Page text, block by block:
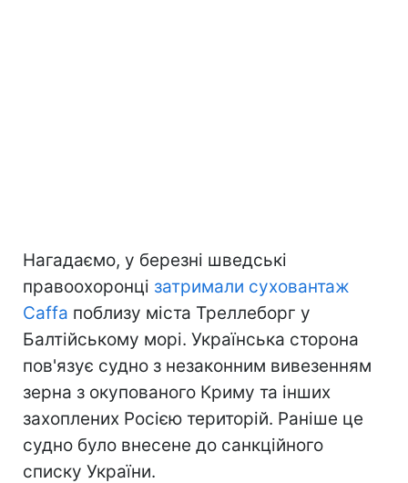
Нагадаємо, у березні шведські
правоохоронці затримали суховантаж
Caffa поблизу міста Треллеборг у
Балтійському морі. Українська сторона
пов'язує судно з незаконним вивезенням
зерна з окупованого Криму та інших
захоплених Росією територій. Раніше це
судно було внесене до санкційного
списку України.